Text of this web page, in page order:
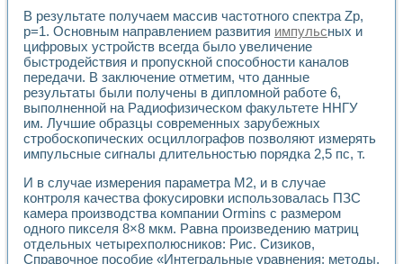
Автоматизация контроля сварных швов на базе
Измерительный контроль с применением
Моделирование надежности и эффективности систем
Лабораторные практикумы и учебные стенды
Автоматизация лабораторного стенда по измерению
Автоматизированные лабораторные комплексы для
Виртуальный прибор для исследования нелинейных
Использование виртуальных приборов в процесе
Использование программ ELECTRONICS WORKBENCH-
Лабораторный практикум по дисциплине «Цифровые
Лабораторный практикум по ИНС на основе LabVIEW
Лабораторный практикум по основам теории коммутации
Опыт использования NI LabVIEW для создания
Применение LabVIEW для исследования течения в
Создание виртуальной работы «Изучение магнитных
В результате получаем массив частотного спектра Zp,
p=1. Основным направлением развития импульсных и
цифровых устройств всегда было увеличение
быстродействия и пропускной способности каналов
передачи. В заключение отметим, что данные
результаты были получены в дипломной работе 6,
выполненной на Радиофизическом факультете ННГУ
им. Лучшие образцы современных зарубежных
стробоскопических осциллографов позволяют измерять
импульсные сигналы длительностью порядка 2,5 пс, т.
И в случае измерения параметра М2, и в случае
контроля качества фокусировки использовалась ПЗС
камера производства компании Ormins с размером
одного пикселя 8×8 мкм. Равна произведению матриц
отдельных четырехполюсников: Рис. Сизиков,
Справочное пособие «Интегральные уравнения: методы,